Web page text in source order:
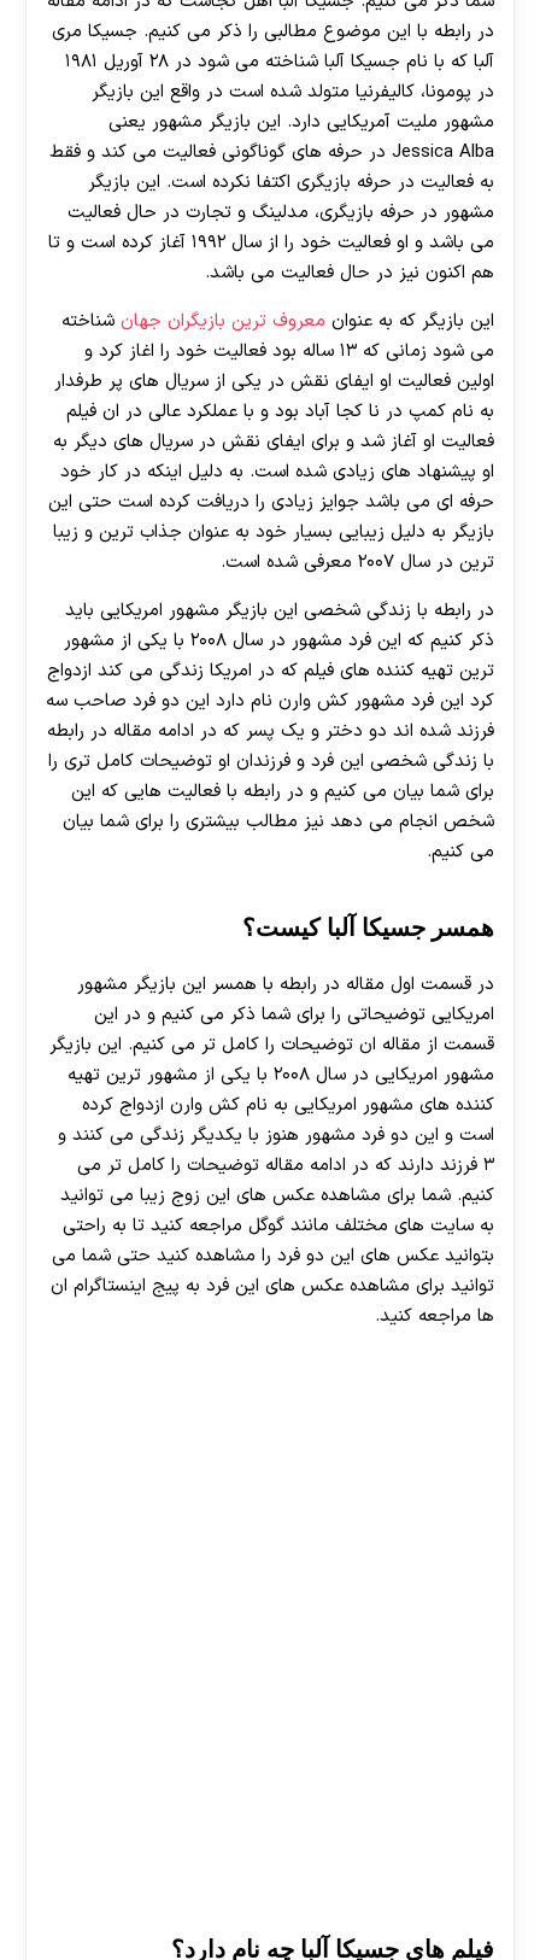
در رابطه با این موضوع مطالبی را ذکر می کنیم‌. جسیکا مری
آلبا که با نام جسیکا آلبا شناخته می شود در ۲۸ آوریل ۱۹۸۱
در پومونا، کالیفرنیا متولد شده است در واقع این بازیگر
مشهور ملیت آمریکایی دارد. این بازیگر مشهور یعنی
Jessica Alba در حرفه های گوناگونی فعالیت می کند و فقط
به فعالیت در حرفه بازیگری اکتفا نکرده است. این بازیگر
مشهور در حرفه بازیگری، مدلینگ و تجارت در حال فعالیت
می باشد و او فعالیت خود را از سال ۱۹۹۲ آغاز کرده است و تا
هم اکنون نیز در حال فعالیت می باشد.
این بازیگر که به عنوان معروف ترین بازیگران جهان شناخته
می شود زمانی که ۱۳ ساله بود فعالیت خود را اغاز کرد و
اولین فعالیت او ایفای نقش در یکی از سریال های پر طرفدار
به نام کمپ در نا کجا آباد بود و با عملکرد عالی در ان فیلم
فعالیت او آغاز شد و برای ایفای نقش در سریال های دیگر به
او پیشنهاد های زیادی شده است. به دلیل اینکه در کار خود
حرفه ای می باشد جوایز زیادی را دریافت کرده است حتی این
بازیگر به دلیل زیبایی بسیار خود به عنوان جذاب ترین و زیبا
ترین در سال ۲۰۰۷ معرفی شده است‌.
در رابطه با زندگی شخصی این بازیگر مشهور امریکایی باید
ذکر کنیم که این فرد مشهور در سال ۲۰۰۸ با یکی از مشهور
ترین تهیه کننده های فیلم که در امریکا زندگی می کند ازدواج
کرد این فرد مشهور کش وارن نام دارد این دو فرد صاحب سه
فرزند شده اند دو دختر و یک پسر که در ادامه مقاله در رابطه
با زندگی شخصی این فرد و فرزندان او توضیحات کامل تری را
برای شما بیان می کنیم و در رابطه با فعالیت هایی که این
شخص انجام می دهد نیز مطالب بیشتری را برای شما بیان
می کنیم.
همسر جسیکا آلبا کیست؟
در قسمت اول مقاله در رابطه با همسر این بازیگر مشهور
امریکایی توضیحاتی را برای شما ذکر می کنیم و در این
قسمت از مقاله ان توضیحات را کامل تر می کنیم. این بازیگر
مشهور امریکایی در سال ۲۰۰۸ با یکی از مشهور ترین تهیه
کننده های مشهور امریکایی به نام کش وارن ازدواج کرده
است و این دو فرد مشهور هنوز با یکدیگر زندگی می کنند و
۳ فرزند دارند که در ادامه مقاله توضیحات را کامل تر می
کنیم. شما برای مشاهده عکس های این زوج زیبا می توانید
به سایت های مختلف مانند گوگل مراجعه کنید تا به راحتی
بتوانید عکس های این دو فرد را مشاهده کنید حتی شما می
توانید برای مشاهده عکس های این فرد به پیج اینستاگرام ان
ها مراجعه کنید.
فیلم های جسیکا آلبا چه نام دارد؟